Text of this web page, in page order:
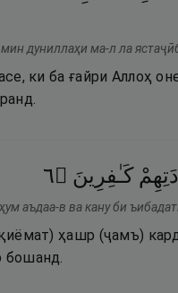
дуниллаҳи ма-л ла
ки ба ғайри Аллоҳ
كَـٰفِرِينَ ۝٦
аъдаа-в ва кану би
ҳашр (ҷамъ)
бошанд.